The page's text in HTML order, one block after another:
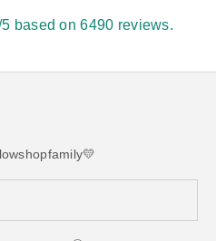
based on 6490 reviews.